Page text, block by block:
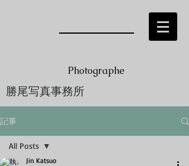
Photographe
勝尾写真事務所
Jin KATSUO
記事
All Posts
Jin Katsuo